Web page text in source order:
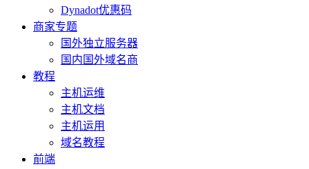
Dynadot优惠码
商家专题
国外独立服务器
国内国外域名商
教程
主机运维
主机文档
主机运用
域名教程
前端